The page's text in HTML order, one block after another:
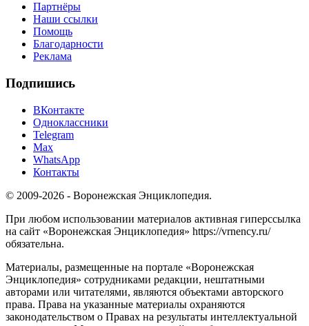
Партнёры
Наши ссылки
Помощь
Благодарности
Реклама
Подпишись
ВКонтакте
Одноклассники
Telegram
Max
WhatsApp
Контакты
© 2009-2026 - Воронежская Энциклопедия.
При любом использовании материалов активная гиперссылка
на сайт «Воронежская Энциклопедия» https://vrnency.ru/
обязательна.
Материалы, размещенные на портале «Воронежская
Энциклопедия» сотрудниками редакции, нештатными
авторами или читателями, являются объектами авторского
права. Права на указанные материалы охраняются
законодательством о Правах на результаты интеллектуальной